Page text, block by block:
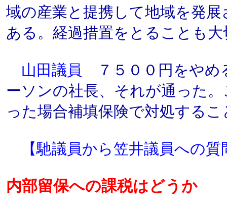
域の産業と提携して地域を発
ある。経過措置をとることも大
山田議員
７５００円をやめ
ーソンの社長、それが通った
った場合補填保険で対処する
【馳議員から笠井議員への質
内部留保への課税はどうか